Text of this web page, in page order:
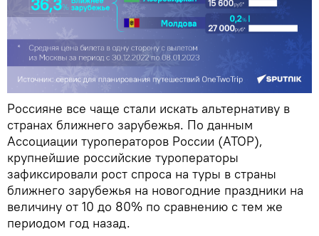
Россияне все чаще стали искать альтернативу в
странах ближнего зарубежья. По данным
Ассоциации туроператоров России (АТОР),
крупнейшие российские туроператоры
зафиксировали рост спроса на туры в страны
ближнего зарубежья на новогодние праздники на
величину от 10 до 80% по сравнению с тем же
периодом год назад.